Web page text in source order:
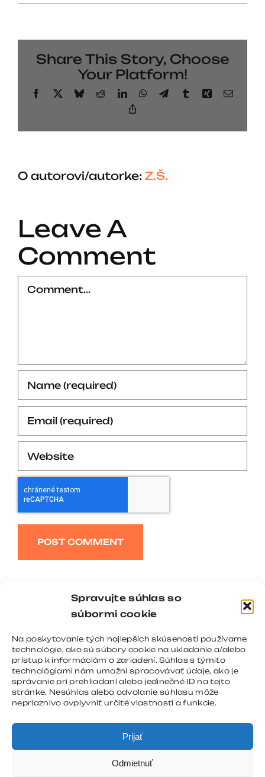
Spravujte súhlas so
súbormi cookie
Na poskytovanie tých najlepších skúseností používame
technológie, ako sú súbory cookie na ukladanie a/alebo
prístup k informáciám o zariadení. Súhlas s týmito
technológiami nám umožní spracovávať údaje, ako je
správanie pri prehliadaní alebo jedinečné ID na tejto
stránke. Nesúhlas alebo odvolanie súhlasu môže
nepriaznivo ovplyvniť určité vlastnosti a funkcie.
Prijať
Odmietnuť
Share This Story, Choose
Your Platform!
Facebook BlueskyRedditLinkedInWhatsApp
TelegramTumblrXingEmail
O autorovi/autorke: Z.Š.
Leave A
Comment
Comment